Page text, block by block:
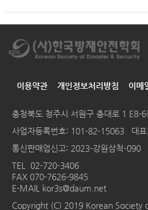
이용약관 개인정보처리방침 이메
충청북도 청주시 서원구 충대로 1 E8-
사업자등록번호: 101-82-15063 대표
통신판매업신고: 2023-강원삼척-090
TEL 02-720-3406
FAX 070-7626-9845
E-MAIL
kor3s@daum.net
Copyright (C) 2019 Korean Society